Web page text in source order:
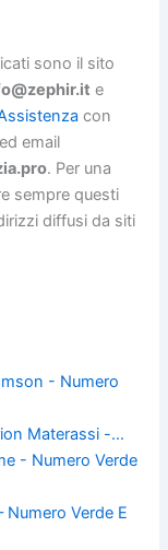
sono il sito
e
con
ed email
. Per una
sempre questi
diffusi da siti
- Numero
Materassi -…
- Numero Verde
Numero Verde E